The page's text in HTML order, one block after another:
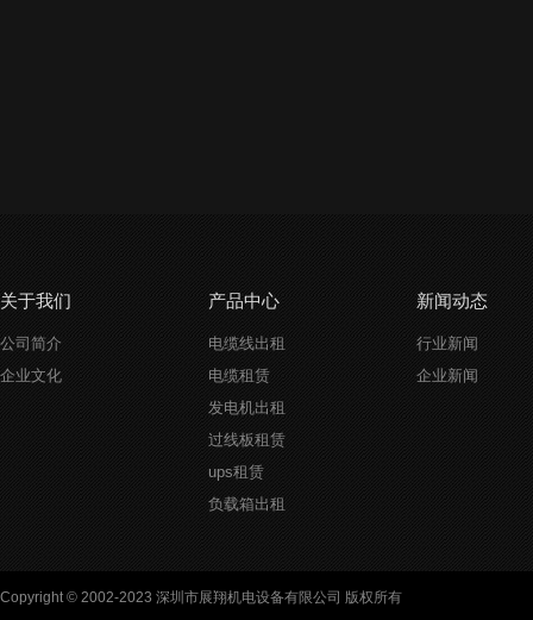
关于我们
公司简介
企业文化
产品中心
电缆线出租
电缆租赁
发电机出租
过线板租赁
ups租赁
负载箱出租
新闻动态
行业新闻
企业新闻
Copyright © 2002-2023 深圳市展翔机电设备有限公司 版权所有